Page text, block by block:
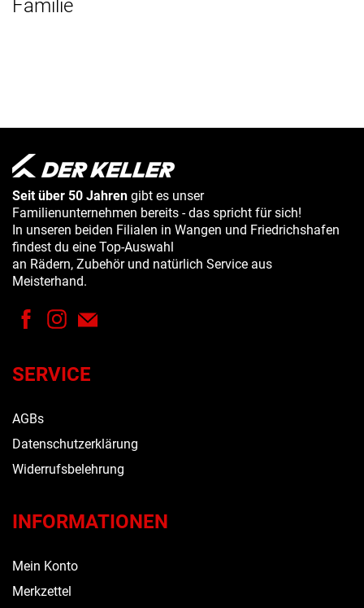
Familie
Seit über 50 Jahren gibt es unser
Familienunternehmen bereits - das spricht für sich!
In unseren beiden Filialen in Wangen und Friedrichshafen
findest du eine Top-Auswahl
an Rädern, Zubehör und natürlich Service aus
Meisterhand.
SERVICE
AGBs
Datenschutzerklärung
Widerrufsbelehrung
INFORMATIONEN
Mein Konto
Merkzettel